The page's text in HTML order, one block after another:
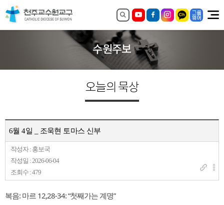
수원주보
오늘의 묵상
6월 4일 _ 조욱현 토마스 신부
작성자 : 홍보국
작성일 : 2026-06-04
조회수 : 479
복음: 마르 12,28-34: “첫째가는 계명”